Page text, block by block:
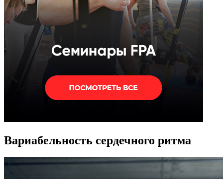
Вариабельность сердечного ритма